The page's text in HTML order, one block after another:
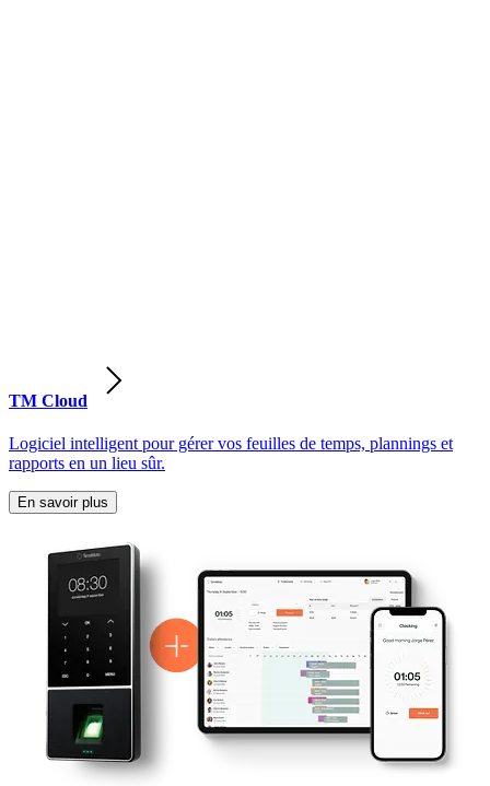
TM Cloud
Logiciel intelligent pour gérer vos feuilles de temps, plannings et
rapports en un lieu sûr.
En savoir plus